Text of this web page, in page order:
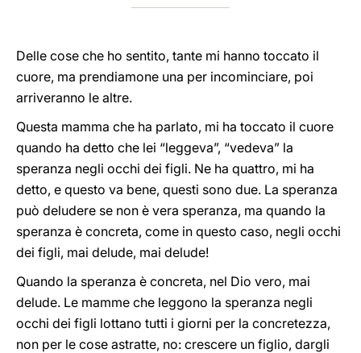
Delle cose che ho sentito, tante mi hanno toccato il
cuore, ma prendiamone una per incominciare, poi
arriveranno le altre.
Questa mamma che ha parlato, mi ha toccato il cuore
quando ha detto che lei “leggeva”, “vedeva” la
speranza negli occhi dei figli. Ne ha quattro, mi ha
detto, e questo va bene, questi sono due. La speranza
può deludere se non è vera speranza, ma quando la
speranza è concreta, come in questo caso, negli occhi
dei figli, mai delude, mai delude!
Quando la speranza è concreta, nel Dio vero, mai
delude. Le mamme che leggono la speranza negli
occhi dei figli lottano tutti i giorni per la concretezza,
non per le cose astratte, no: crescere un figlio, dargli